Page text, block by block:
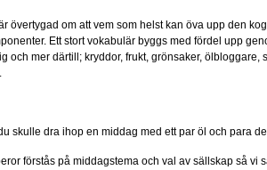
övertygad om att vem som helst kan öva upp den
Ett stort vokabulär byggs med fördel upp
och mer därtill; kryddor, frukt, grönsaker,
skulle dra ihop en middag med ett par öl och para
förstås på middagstema och val av sällskap så vi